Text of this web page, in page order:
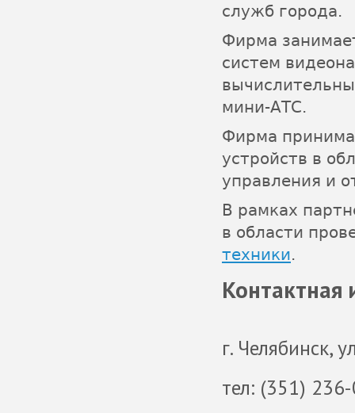
служб города.
Фирма
систем
мини-АТС.
Фирма
устройств в
управления и
​В рамках
в области
техники.
г. Челябинск,
тел: (351)